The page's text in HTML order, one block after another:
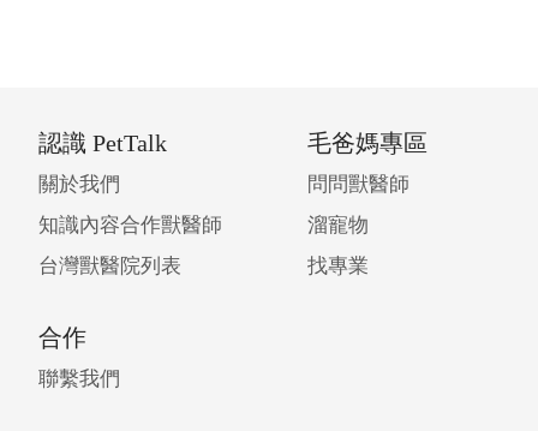
認識 PetTalk
關於我們
知識內容合作獸醫師
台灣獸醫院列表
毛爸媽專區
問問獸醫師
溜寵物
找專業
合作
聯繫我們